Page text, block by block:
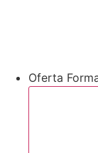
Oferta